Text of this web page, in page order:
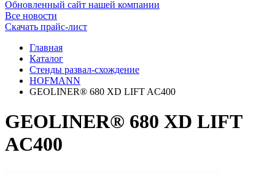
Обновленный сайт нашей компании
Все новости
Скачать прайс-лист
Главная
Каталог
Стенды развал-схождение
HOFMANN
GEOLINER® 680 XD LIFT AC400
GEOLINER® 680 XD LIFT
AC400